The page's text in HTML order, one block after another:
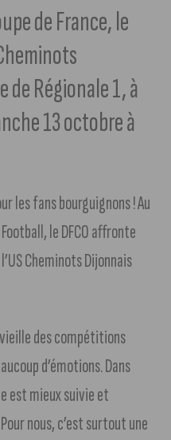
de France, le
Régionale 1, à
13 octobre à
les fans bourguignons ! Au
le DFCO affronte
Cheminots Dijonnais
des compétitions
d’émotions. Dans
est mieux suivie et
nous, c’est surtout une